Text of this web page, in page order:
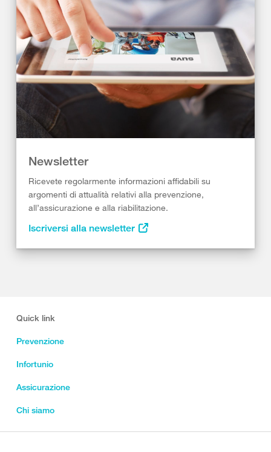
Newsletter
Ricevete regolarmente informazioni affidabili su
argomenti di attualità relativi alla prevenzione,
all’assicurazione e alla riabilitazione.
Iscriversi alla newsletter
Quick link
Prevenzione
Infortunio
Assicurazione
Chi siamo